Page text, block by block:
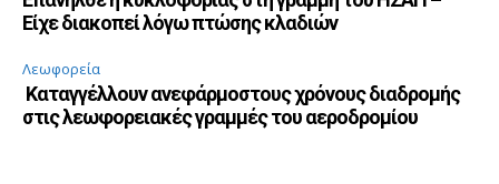
Είχε διακοπεί λόγω πτώσης κλαδιών
Λεωφορεία
Καταγγέλλουν ανεφάρμοστους χρόνους διαδρομής
στις λεωφορειακές γραμμές του αεροδρομίου